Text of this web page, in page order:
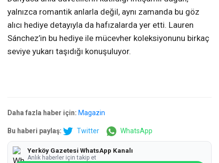
yalnızca romantik anlarla değil, aynı zamanda bu göz
alıcı hediye detayıyla da hafızalarda yer etti. Lauren
Sánchez’in bu hediye ile mücevher koleksiyonunu birkaç
seviye yukarı taşıdığı konuşuluyor.
Daha fazla haber için: Magazin
Bu haberi paylaş: Twitter WhatsApp
Yerköy Gazetesi WhatsApp Kanalı
Anlık haberler için takip et